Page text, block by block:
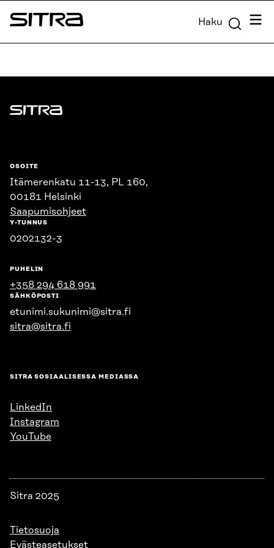
Siirry
suoraan
Sitra Haku
Sitra
OSOITE
Itämerenkatu 11-13, PL 160,
00181 Helsinki
Saapumisohjeet
Y-TUNNUS
0202132-3
PUHELIN
+358 294 618 991
SÄHKÖPOSTI
etunimi.sukunimi@sitra.fi
sitra@sitra.fi
SITRA SOSIAALISESSA MEDIASSA
LinkedIn
Instagram
YouTube
Sitra 2025
Tietosuoja
Evästeasetukset